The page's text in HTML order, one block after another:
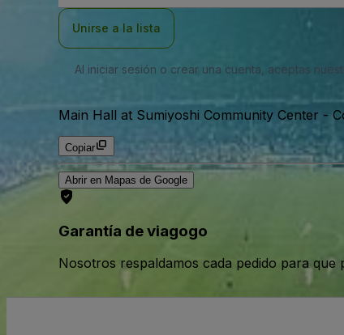
Unirse a la lista
Al iniciar sesión o crear una cuenta, aceptas
Main Hall at Sumiyoshi Community Center -
Copiar
Abrir en Mapas de Google
Garantía de viagogo
Nosotros respaldamos cada pedido para